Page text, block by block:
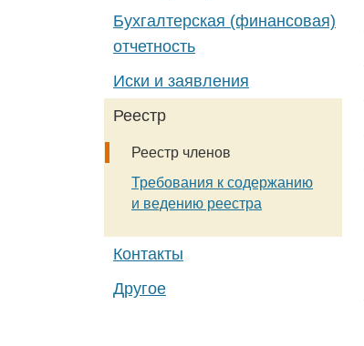
Бухгалтерская (финансовая)
отчетность
Иски и заявления
Реестр
Реестр членов
Требования к содержанию
и ведению реестра
Контакты
Другое